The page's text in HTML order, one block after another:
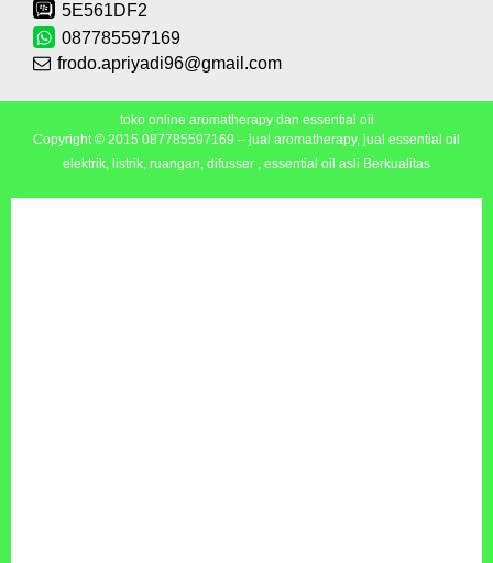
5E561DF2
087785597169
frodo.apriyadi96@gmail.com
toko online aromatherapy dan essential oil
Copyright © 2015 087785597169 – jual aromatherapy, jual essential oil
elektrik, listrik, ruangan, difusser , essential oil asli Berkualitas